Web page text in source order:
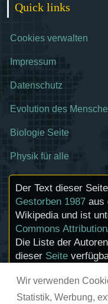
Wir verwenden
Statistik, Werbung,
Quick links
Cookies verwalten
Impressum
Datenschutz
Evolution des
Biologie Seite
Physik für alle
Der Text dieser
Gestorben 1987 aus
Wikipedia und ist
Commons
Die Liste der
dieser Seite
Urhebern und zum
Mediendateien